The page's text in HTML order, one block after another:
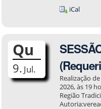
iCal
Qu
9. Jul.
Realização
2026, às 19
Região